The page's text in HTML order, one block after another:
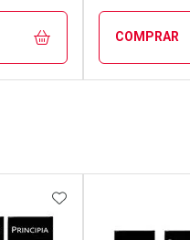
COMPRAR
ADICIONAR AOS